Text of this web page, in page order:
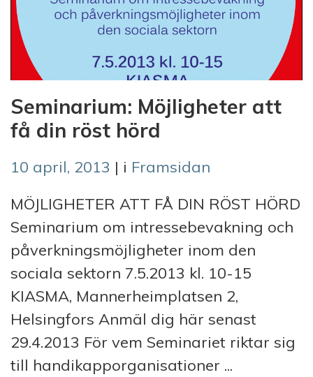
Seminarium: Möjligheter att
få din röst hörd
10 april, 2013 | i Framsidan
MÖJLIGHETER ATT FÅ DIN RÖST HÖRD
Seminarium om intressebevakning och
påverkningsmöjligheter inom den
sociala sektorn 7.5.2013 kl. 10-15
KIASMA, Mannerheimplatsen 2,
Helsingfors Anmäl dig här senast
29.4.2013 För vem Seminariet riktar sig
till handikapporganisationer ...